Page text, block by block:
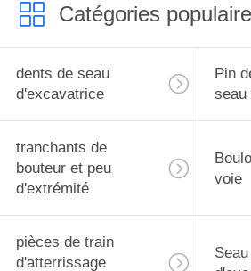
Catégories
dents de seau
d'excavatrice
Pin
seau
tranchants de
bouteur et peu
d'extrémité
voie
pièces de train
d'atterrissage